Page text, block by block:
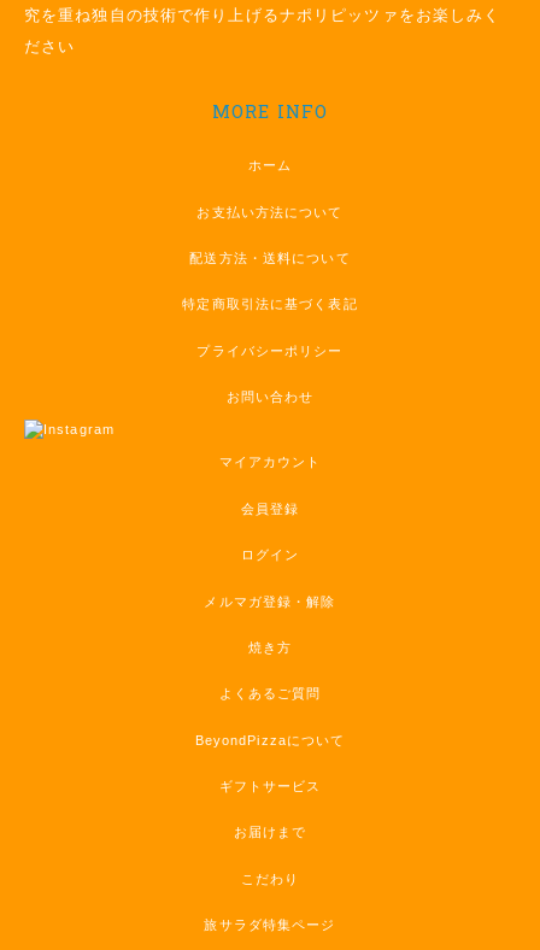
究を重ね独自の技術で作り上げるナポリピッツァをお楽しみく
ださい
MORE INFO
ホーム
お支払い方法について
配送方法・送料について
特定商取引法に基づく表記
プライバシーポリシー
お問い合わせ
マイアカウント
会員登録
ログイン
メルマガ登録・解除
焼き方
よくあるご質問
BeyondPizzaについて
ギフトサービス
お届けまで
こだわり
旅サラダ特集ページ